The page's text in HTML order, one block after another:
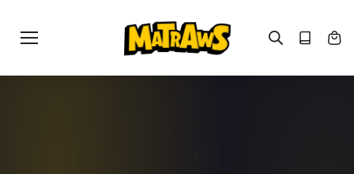
indhold